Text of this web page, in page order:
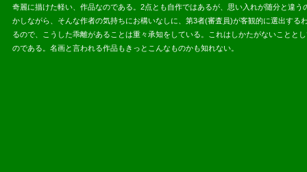
奇麗に描けた軽い、作品なのである。2点とも自作ではあるが、思い入れが随分と違
かしながら、そんな作者の気持ちにお構いなしに、第3者(審査員)が客観的に選出す
るので、こうした乖離があることは重々承知をしている。これはしかたがないことと
のである。名画と言われる作品もきっとこんなものかも知れない。